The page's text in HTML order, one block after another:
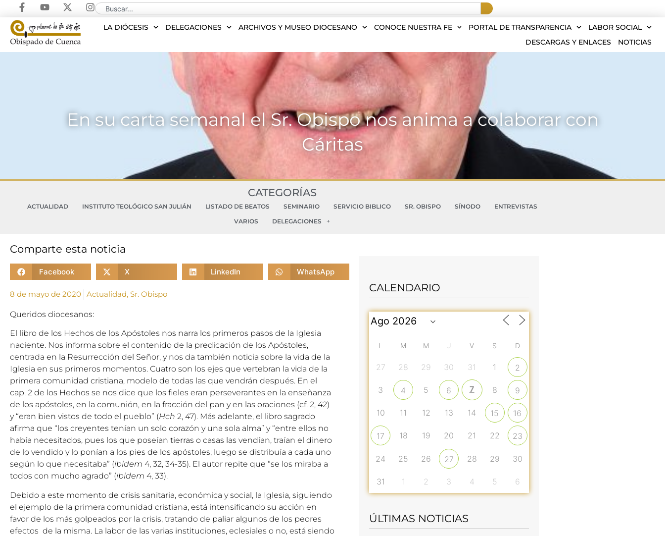
LA DIÓCESIS DELEGACIONES ARCHIVOS Y MUSEO DIOCESANO CONOCE NUESTRA FE PORTAL DE TRANSPARENCIA
LABOR SOCIAL
DESCARGAS Y ENLACES
NOTICIAS
En su carta semanal el Sr. Obispo nos anima a colaborar con
Cáritas
CATEGORÍAS
ACTUALIDAD INSTITUTO TEOLÓGICO SAN JULIÁN LISTADO DE BEATOS SEMINARIO SERVICIO BIBLICO SR. OBISPO SÍNODO
ENTREVISTAS
VARIOS
DELEGACIONES
Comparte esta noticia
Facebook X LinkedIn WhatsApp
8 de mayo de 2020 Actualidad, Sr. Obispo
Queridos diocesanos:
El libro de los Hechos de los Apóstoles nos narra los primeros pasos de la Iglesia
naciente. Nos informa sobre el contenido de la predicación de los Apóstoles,
centrada en la Resurrección del Señor, y nos da también noticia sobre la vida de la
Iglesia en sus primeros momentos. Cuatro son los ejes que vertebran la vida de la
primera comunidad cristiana, modelo de todas las que vendrán después. En el
cap. 2 de los Hechos se nos dice que los fieles eran perseverantes en la enseñanza
de los apóstoles, en la comunión, en la fracción del pan y en las oraciones (cf. 2, 42)
y “eran bien vistos de todo el pueblo” (Hch 2, 47). Más adelante, el libro sagrado
afirma que “los creyentes tenían un solo corazón y una sola alma” y “entre ellos no
había necesitados, pues los que poseían tierras o casas las vendían, traían el dinero
de lo vendido y lo ponían a los pies de los apóstoles; luego se distribuía a cada uno
según lo que necesitaba” (ibidem 4, 32, 34-35). El autor repite que “se los miraba a
todos con mucho agrado” (ibidem 4, 33).
Debido a este momento de crisis sanitaria, económica y social, la Iglesia, siguiendo
el ejemplo de la primera comunidad cristiana, está intensificando su acción en
favor de los más golpeados por la crisis, tratando de paliar algunos de los peores
efectos de la misma. La labor de las varias instituciones, eclesiales o no, está siendo
CALENDARIO
L M M J V S D
27 28 29 30 31 1 2
3 4 5 6 7 8 9
10 11 12 13 14 15 16
17 18 19 20 21 22 23
24 25 26 27 28 29 30
31 1 2 3 4 5 6
ÚLTIMAS NOTICIAS